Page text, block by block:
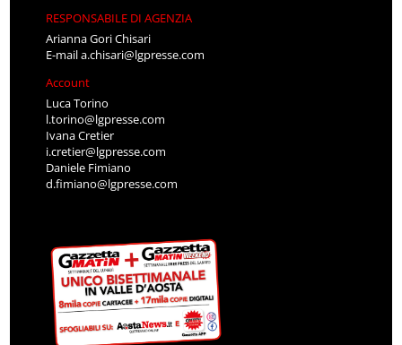
RESPONSABILE DI AGENZIA
Arianna Gori Chisari
E-maila.chisari@lgpresse.com
Account
Luca Torino
l.torino@lgpresse.com
Ivana Cretier
i.cretier@lgpresse.com
Daniele Fimiano
d.fimiano@lgpresse.com